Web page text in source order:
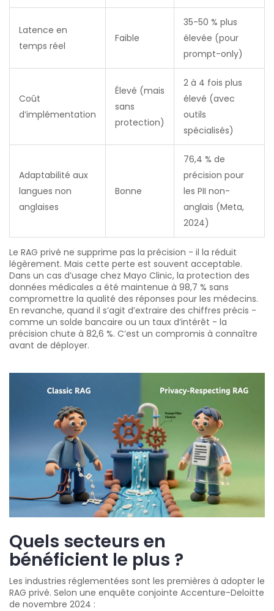
Latence en
temps réel
Faible
35-50 % plus
élevée (pour
prompt-only)
Coût
d’implémentation
Élevé (mais
sans
protection)
2 à 4 fois plus
élevé (avec
outils
spécialisés)
Adaptabilité aux
langues non
anglaises
Bonne
76,4 % de
précision pour
les PII non-
anglais (Meta,
2024)
Le RAG privé ne supprime pas la précision - il la réduit
légèrement. Mais cette perte est souvent acceptable.
Dans un cas d’usage chez Mayo Clinic, la protection des
données médicales a été maintenue à 98,7 % sans
compromettre la qualité des réponses pour les médecins.
En revanche, quand il s’agit d’extraire des chiffres précis -
comme un solde bancaire ou un taux d’intérêt - la
précision chute à 82,6 %. C’est un compromis à connaître
avant de déployer.
Quels secteurs en
bénéficient le plus ?
Les industries réglementées sont les premières à adopter le
RAG privé. Selon une enquête conjointe Accenture-Deloitte
de novembre 2024 :